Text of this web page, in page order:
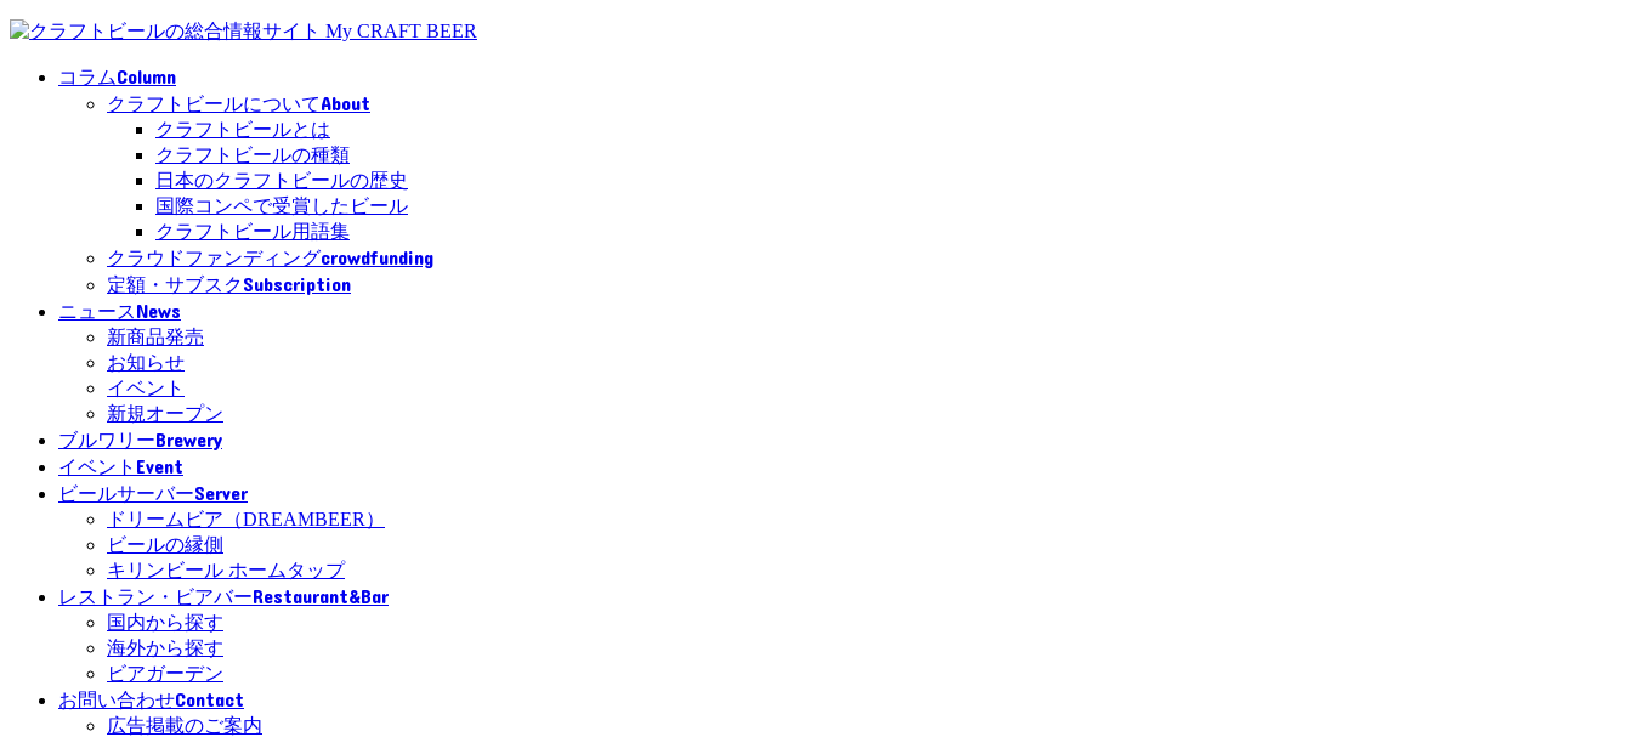
コラムColumn
クラフトビールについてAbout
クラフトビールとは
クラフトビールの種類
日本のクラフトビールの歴史
国際コンペで受賞したビール
クラフトビール用語集
クラウドファンディングcrowdfunding
定額・サブスクSubscription
ニュースNews
新商品発売
お知らせ
イベント
新規オープン
ブルワリーBrewery
イベント Event
ビールサーバーServer
ドリームビア（DREAMBEER）
ビールの縁側
キリンビール ホームタップ
レストラン・ビアバーRestaurant&Bar
国内から探す
海外から探す
ビアガーデン
お問い合わせContact
広告掲載のご案内